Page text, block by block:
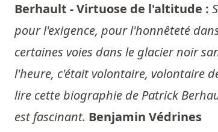
Berhault - Virtuose de l'altitude :
pour l'exigence, pour l'honnêteté
certaines voies dans le glacier noir
l'heure, c'était volontaire, volontaire
lire cette biographie de Patrick
est fascinant. Benjamin Védrines